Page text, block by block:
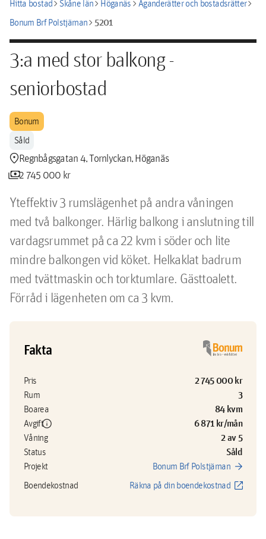
Hitta bostadchevron_rightSkåne länchevron_rightHöganäschevron_rightÄganderätter och bostadsrätterchevron_right
Bonum Brf Polstjärnanchevron_right5201
3:a med stor balkong -
seniorbostad
Bonum
Såld
location_pinRegnbågsgatan 4, Tornlyckan, Höganäs
payments2 745 000 kr
Yteffektiv 3 rumslägenhet på andra våningen
med två balkonger. Härlig balkong i anslutning till
vardagsrummet på ca 22 kvm i söder och lite
mindre balkongen vid köket. Helkaklat badrum
med tvättmaskin och torktumlare. Gästtoalett.
Förråd i lägenheten om ca 3 kvm.
Fakta
Pris 2 745 000 kr
Rum 3
Boarea 84 kvm
Avgiftinfo 6 871 kr/mån
Våning 2 av 5
Status Såld
Projekt Bonum Brf Polstjärnan arrow_forward
Boendekostnad Räkna på din boendekostnad open_in_new